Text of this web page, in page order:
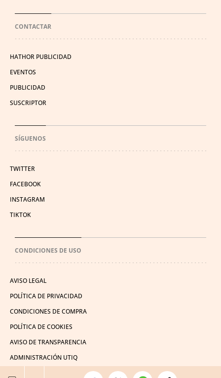
CONTACTAR
HATHOR PUBLICIDAD
EVENTOS
PUBLICIDAD
SUSCRIPTOR
SÍGUENOS
TWITTER
FACEBOOK
INSTAGRAM
TIKTOK
CONDICIONES DE USO
AVISO LEGAL
POLÍTICA DE PRIVACIDAD
CONDICIONES DE COMPRA
POLÍTICA DE COOKIES
AVISO DE TRANSPARENCIA
ADMINISTRACIÓN UTIQ